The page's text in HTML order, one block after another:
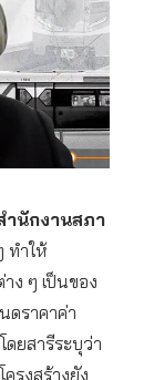
ำนักงานสภา
ทำให้
ง ๆ เป็นของ
ดราคาค่า
ดยสารีระบุว่า
รงสร้างยัง